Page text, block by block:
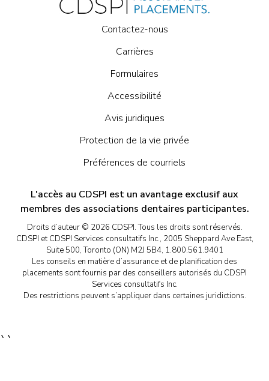
Contactez-nous
Carrières
Formulaires
Accessibilité
Avis juridiques
Protection de la vie privée
Préférences de courriels
L'accès au CDSPI est un avantage exclusif aux
membres des associations dentaires participantes.
Droits d’auteur © 2026 CDSPI. Tous les droits sont réservés.
CDSPI et CDSPI Services consultatifs Inc., 2005 Sheppard Ave East,
Suite 500, Toronto (ON) M2J 5B4, 1.800.561.9401
Les conseils en matière d’assurance et de planification des
placements sont fournis par des conseillers autorisés du CDSPI
Services consultatifs Inc.
Des restrictions peuvent s’appliquer dans certaines juridictions.
``